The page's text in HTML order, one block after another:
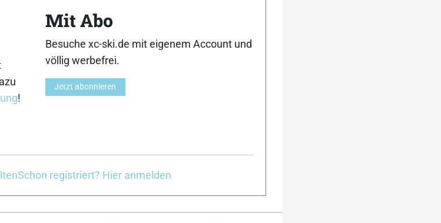
besser ist, die Hersteller werden ihre
stand ein Schild: If you don’t know what you are
!
Mit Abo
Besuche xc-ski.de mit eigenem Account und
völlig werbefrei.
Jetzt abonnieren
Schon registriert? Hier anmelden